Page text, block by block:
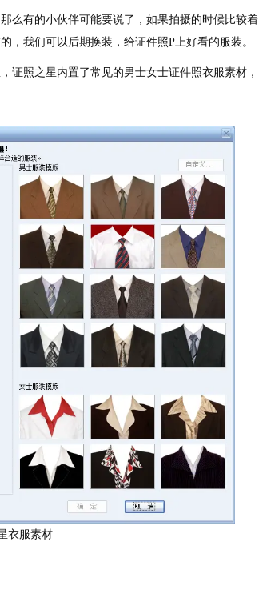
么有的小伙伴可能要说了，如果拍摄的时候比较着
，我们可以后期换装，给证件照P上好看的服装。
，证照之星内置了常见的男士女士证件照衣服素材，
衣服素材